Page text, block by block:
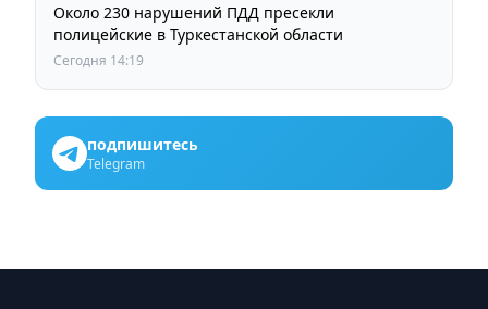
Около 230 нарушений ПДД пресекли
полицейские в Туркестанской области
Сегодня 14:19
подпишитесь
Telegram